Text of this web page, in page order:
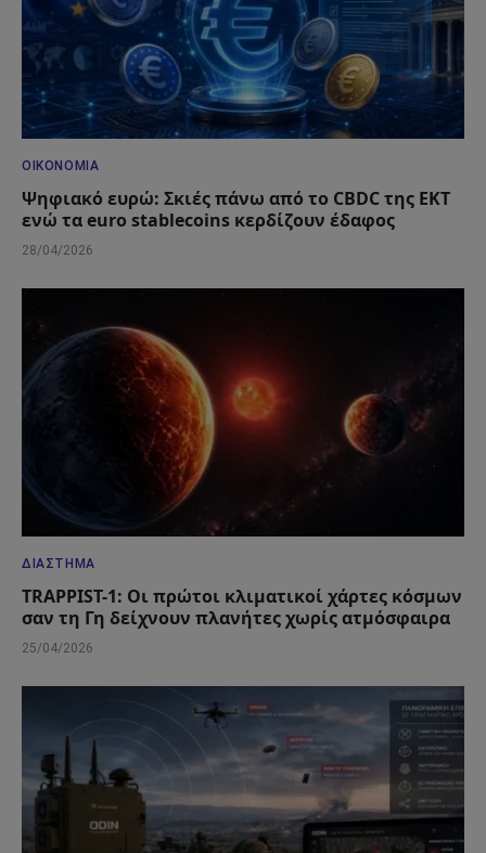
ΟΙΚΟΝΟΜΊΑ
Ψηφιακό ευρώ: Σκιές πάνω από το CBDC της ΕΚΤ
ενώ τα euro stablecoins κερδίζουν έδαφος
28/04/2026
ΔΙΆΣΤΗΜΑ
TRAPPIST-1: Οι πρώτοι κλιματικοί χάρτες κόσμων
σαν τη Γη δείχνουν πλανήτες χωρίς ατμόσφαιρα
25/04/2026